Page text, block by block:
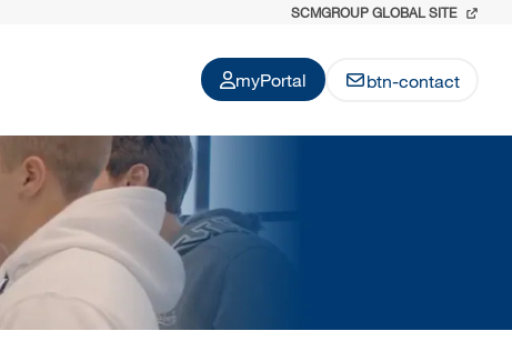
SCMGROUP GLOBAL SITE
myPortal btn-contact